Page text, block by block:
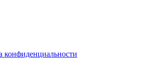
конфиденциальности